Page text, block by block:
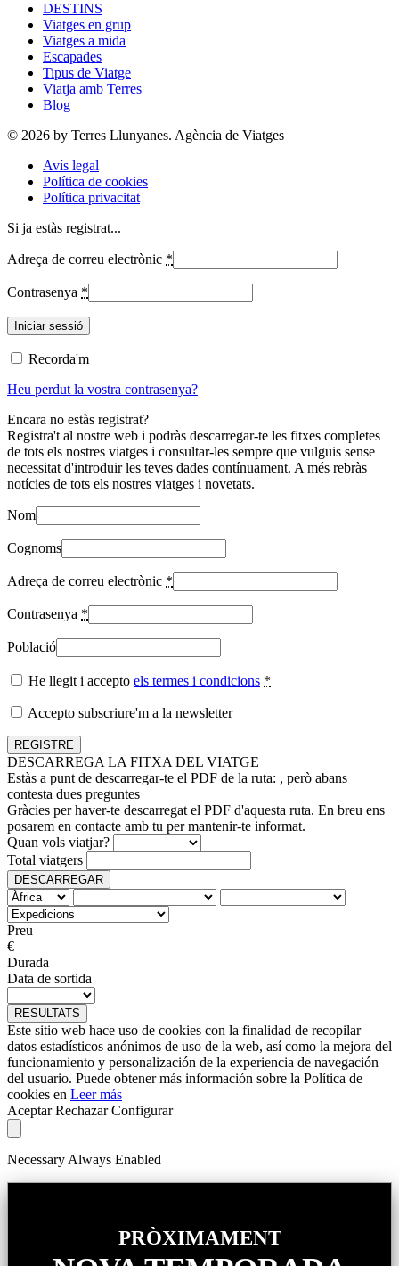
DESTINS
Viatges en grup
Viatges a mida
Escapades
Tipus de Viatge
Viatja amb Terres
Blog
© 2026 by Terres Llunyanes. Agència de Viatges
Avís legal
Política de cookies
Política privacitat
Si ja estàs registrat...
Adreça de correu electrònic *
Contrasenya *
Recorda'm
Heu perdut la vostra contrasenya?
Encara no estàs registrat?
Registra't al nostre web i podràs descarregar-te les fitxes completes
de tots els nostres viatges i consultar-les sempre que vulguis sense
necessitat d'introduir les teves dades contínuament. A més rebràs
notícies de tots els nostres viatges i novetats.
Nom
Cognoms
Adreça de correu electrònic *
Contrasenya *
Població
He llegit i accepto els termes i condicions *
Accepto subscriure'm a la newsletter
DESCARREGA LA FITXA DEL VIATGE
Estàs a punt de descarregar-te el PDF de la ruta: , però abans
contesta dues preguntes
Gràcies per haver-te descarregat el PDF d'aquesta ruta. En breu ens
posarem en contacte amb tu per mantenir-te informat.
Quan vols viatjar?
Total viatgers
DESCARREGAR
Preu
€
Durada
Data de sortida
RESULTATS
Este sitio web hace uso de cookies con la finalidad de recopilar
datos estadísticos anónimos de uso de la web, así como la mejora del
funcionamiento y personalización de la experiencia de navegación
del usuario. Puede obtener más información sobre la Política de
cookies en Leer más
Aceptar Rechazar Configurar
Necessary Always Enabled
PRÒXIMAMENT